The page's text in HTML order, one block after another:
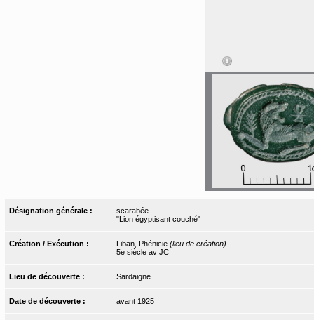
Désignation générale :
scarabée
"Lion égyptisant couché"
Création / Exécution : Liban, Phénicie (lieu de création)
5e siècle av JC
Lieu de découverte : Sardaigne
Date de découverte : avant 1925